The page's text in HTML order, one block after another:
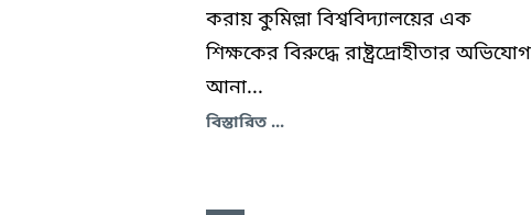
করায় কুমিল্লা বিশ্ববিদ্যালয়ের এক
শিক্ষকের বিরুদ্ধে রাষ্ট্রদ্রোহীতার অভিযোগ
আনা...
বিস্তারিত ...